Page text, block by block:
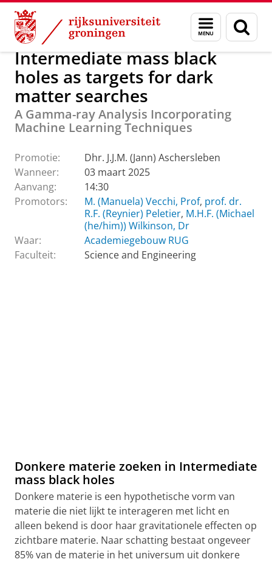
Skip
Content
Skip
Navigation
Menu
en
zoeken
Over ons Actueel Evenementen Promoties
Intermediate mass black
holes as targets for dark
matter searches
A Gamma-ray Analysis Incorporating
Machine Learning Techniques
Promotie:
Dhr. J.J.M. (Jann) Aschersleben
Wanneer:
03 maart 2025
Aanvang:
14:30
Promotors:
M. (Manuela) Vecchi, Prof, prof. dr.
R.F. (Reynier) Peletier, M.H.F. (Michael
(he/him)) Wilkinson, Dr
Waar:
Academiegebouw RUG
Faculteit:
Science and Engineering
Donkere materie zoeken in Intermediate
mass black holes
Donkere materie is een hypothetische vorm van
materie die niet lijkt te interageren met licht en
alleen bekend is door haar gravitationele effecten op
zichtbare materie. Naar schatting bestaat ongeveer
85% van de materie in het universum uit donkere